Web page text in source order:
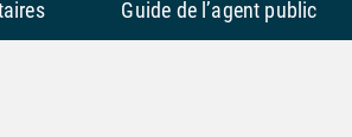
Guide de l’agent public